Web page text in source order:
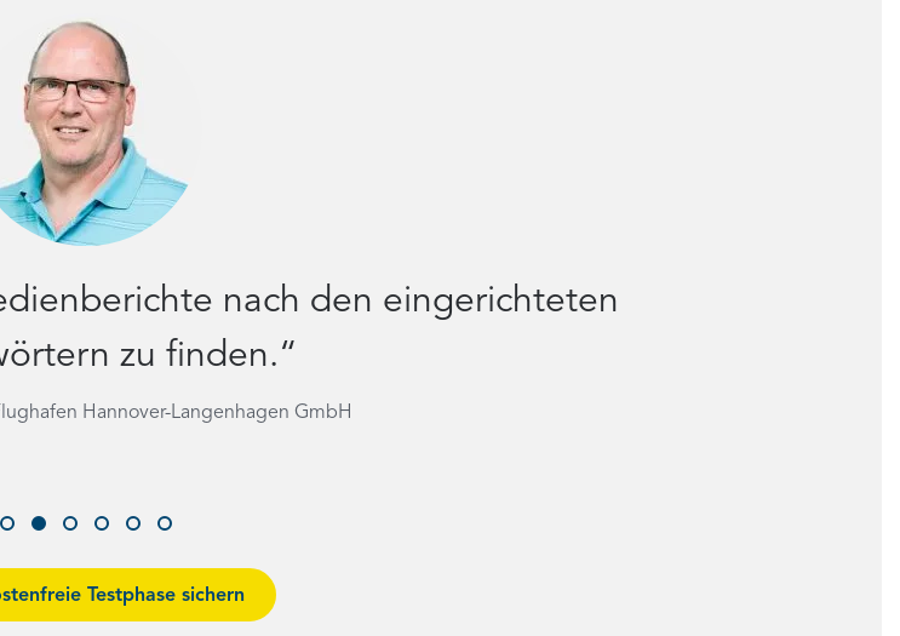
nach den eingerichteten
zu finden.“
Hannover-Langenhagen GmbH
Go
1
Go
2
Go
3
Go
4
Go
5
Go
6
Testphase sichern